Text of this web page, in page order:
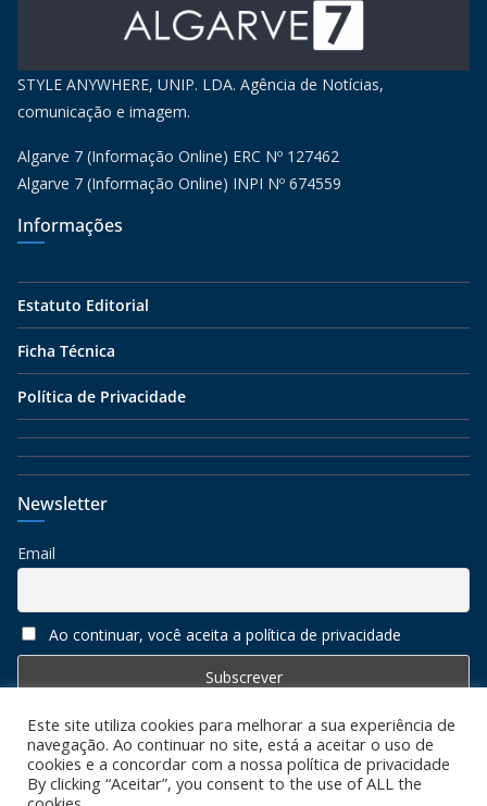
STYLE ANYWHERE, UNIP. LDA. Agência de Notícias,
comunicação e imagem.
Algarve 7 (Informação Online) ERC Nº 127462
Algarve 7 (Informação Online) INPI Nº 674559
Informações
Estatuto Editorial
Ficha Técnica
Política de Privacidade
Newsletter
Email
Ao continuar, você aceita a política de privacidade
Este site utiliza cookies para melhorar a sua experiência de
navegação. Ao continuar no site, está a aceitar o uso de
cookies e a concordar com a nossa política de privacidade
By clicking “Aceitar”, you consent to the use of ALL the